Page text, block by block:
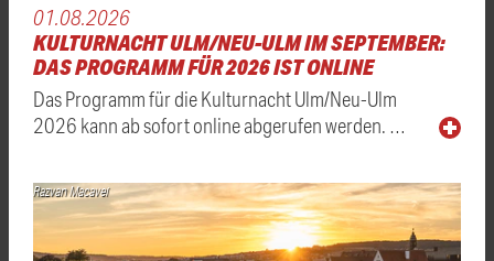
01.08.2026
KULTURNACHT ULM/NEU-ULM IM SEPTEMBER:
DAS PROGRAMM FÜR 2026 IST ONLINE
Das Programm für die Kulturnacht Ulm/Neu-Ulm
2026 kann ab sofort online abgerufen werden. …
Razvan Macavei